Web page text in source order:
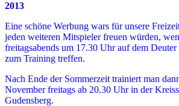
2013
Eine schöne Werbung wars für unsere
jeden weiteren Mitspieler freuen würden,
freitagsabends um 17.30 Uhr auf dem
zum Training treffen.
Nach Ende der Sommerzeit trainiert man
November freitags ab 20.30 Uhr in der
Gudensberg.